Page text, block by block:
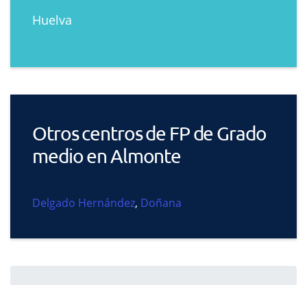
Huelva
Otros centros de FP de Grado
medio en Almonte
Delgado Hernández, Doñana